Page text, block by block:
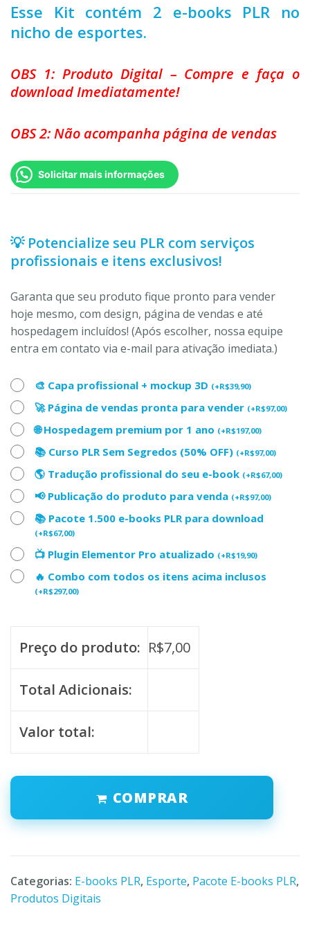
Esse Kit contém 2 e-books PLR no
nicho de esportes.
OBS 1: Produto Digital – Compre e faça o
download Imediatamente!
OBS 2: Não acompanha página de vendas
Solicitar mais informações
💡 Potencialize seu PLR com serviços
profissionais e itens exclusivos!
Garanta que seu produto fique pronto para vender
hoje mesmo, com design, página de vendas e até
hospedagem incluídos! (Após escolher, nossa equipe
entra em contato via e-mail para ativação imediata.)
🎨 Capa profissional + mockup 3D (+R$39,90)
🚀 Página de vendas pronta para vender (+R$97,00)
🌐 Hospedagem premium por 1 ano (+R$197,00)
📚 Curso PLR Sem Segredos (50% OFF) (+R$97,00)
🌎 Tradução profissional do seu e-book (+R$67,00)
📢 Publicação do produto para venda (+R$97,00)
📚 Pacote 1.500 e-books PLR para download
(+R$67,00)
📺 Plugin Elementor Pro atualizado (+R$19,90)
🔥 Combo com todos os itens acima inclusos
(+R$297,00)
Preço do produto: R$7,00
Total Adicionais:
Valor total:
COMPRAR
Categorias: E-books PLR, Esporte, Pacote E-books PLR,
Produtos Digitais